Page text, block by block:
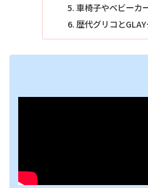
車椅子やベビーカ
歴代グリコと